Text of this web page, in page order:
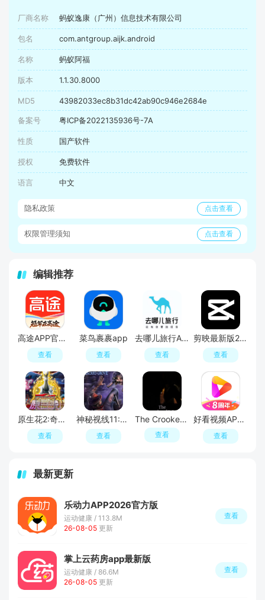
厂商名称 蚂蚁逸康（广州）信息技术有限公司
包名 com.antgroup.aijk.android
名称 蚂蚁阿福
版本 1.1.30.8000
MD5 43982033ec8b31dc42ab90c946e2684e
备案号 粤ICP备2022135936号-7A
性质 国产软件
授权 免费软件
语言 中文
隐私政策 点击查看
权限管理须知 点击查看
编辑推荐
高途APP官方正版
查看
菜鸟裹裹app
查看
去哪儿旅行APP官方免费版
查看
剪映最新版2026手机版
查看
原生花2:奇幻旅程
查看
神秘视线11:惊悚秘林
查看
The Crooked Man
查看
好看视频APP官方最新版
查看
最新更新
乐动力APP2026官方版
运动健康 / 113.8M
26-08-05 更新
查看
掌上云药房app最新版
运动健康 / 86.6M
26-08-05 更新
查看